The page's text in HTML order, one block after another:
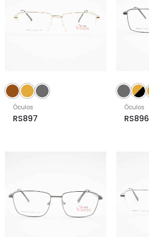
Óculos
RS897
Óculos
RS896